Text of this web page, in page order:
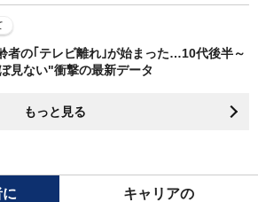
者の｢テレビ離れ｣が始まった…10代後半～
見ない"衝撃の最新データ
もっと見る
キャリアの